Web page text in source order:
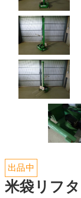
出品中
米袋リフ